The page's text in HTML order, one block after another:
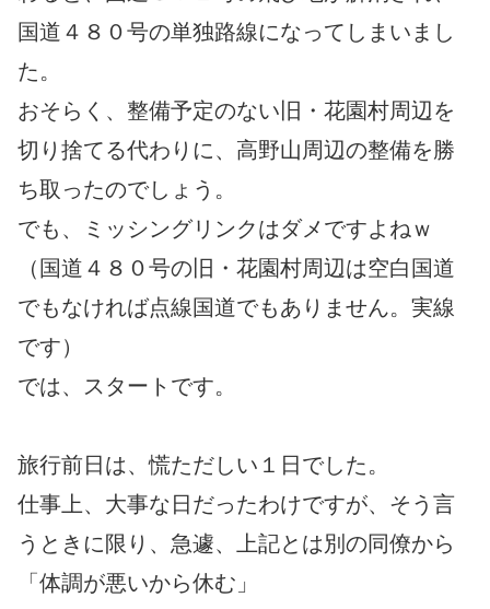
国道４８０号の単独路線になってしまいまし
た。
おそらく、整備予定のない旧・花園村周辺を
切り捨てる代わりに、高野山周辺の整備を勝
ち取ったのでしょう。
でも、ミッシングリンクはダメですよねｗ
（国道４８０号の旧・花園村周辺は空白国道
でもなければ点線国道でもありません。実線
です）
では、スタートです。
旅行前日は、慌ただしい１日でした。
仕事上、大事な日だったわけですが、そう言
うときに限り、急遽、上記とは別の同僚から
「体調が悪いから休む」